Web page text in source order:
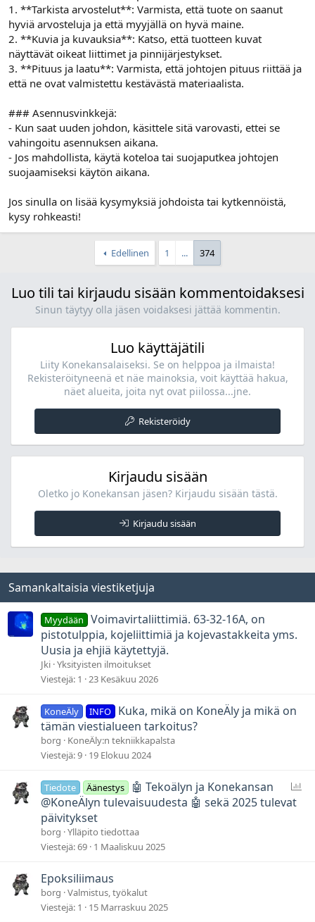
1. **Tarkista arvostelut**: Varmista, että tuote on saanut
hyviä arvosteluja ja että myyjällä on hyvä maine.
2. **Kuvia ja kuvauksia**: Katso, että tuotteen kuvat
näyttävät oikeat liittimet ja pinnijärjestykset.
3. **Pituus ja laatu**: Varmista, että johtojen pituus riittää ja
että ne ovat valmistettu kestävästä materiaalista.
### Asennusvinkkejä:
- Kun saat uuden johdon, käsittele sitä varovasti, ettei se
vahingoitu asennuksen aikana.
- Jos mahdollista, käytä koteloa tai suojaputkea johtojen
suojaamiseksi käytön aikana.
Jos sinulla on lisää kysymyksiä johdoista tai kytkennöistä,
kysy rohkeasti!
Edellinen 1 ... 374
Luo tili tai kirjaudu sisään kommentoidaksesi
Sinun täytyy olla jäsen voidaksesi jättää kommentin.
Luo käyttäjätili
Liity Konekansalaiseksi. Se on helppoa ja ilmaista!
Rekisteröityneenä et näe mainoksia, voit käyttää hakua,
näet alueita, joita nyt ovat piilossa...jne.
Rekisteröidy
Kirjaudu sisään
Oletko jo Konekansan jäsen? Kirjaudu sisään tästä.
Kirjaudu sisään
Samankaltaisia viestiketjuja
Myydään
Voimavirtaliittimiä. 63-32-16A, on
pistotulppia, kojeliittimiä ja kojevastakkeita yms.
Uusia ja ehjiä käytettyjä.
Jki Yksityisten ilmoitukset
Viestejä 1 23 Kesäkuu 2026
KoneÄly INFO
Kuka, mikä on KoneÄly ja mikä on
tämän viestialueen tarkoitus?
borg
KoneÄly:n tekniikkapalsta
Viestejä 9 19 Elokuu 2024
Tiedote Äänestys
🤖 Tekoälyn ja Konekansan
@KoneÄlyn tulevaisuudesta 🤖 sekä 2025 tulevat
päivitykset
borg Ylläpito tiedottaa
Viestejä 69 1 Maaliskuu 2025
Epoksiliimaus
borg Valmistus, työkalut
Viestejä 1 15 Marraskuu 2025